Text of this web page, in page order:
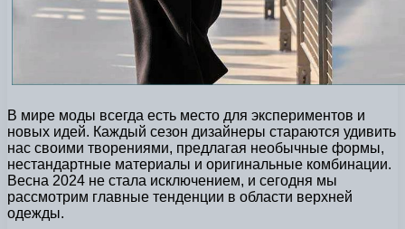
В мире моды всегда есть место для экспериментов и
новых идей. Каждый сезон дизайнеры стараются удивить
нас своими творениями, предлагая необычные формы,
нестандартные материалы и оригинальные комбинации.
Весна 2024 не стала исключением, и сегодня мы
рассмотрим главные тенденции в области верхней
одежды.